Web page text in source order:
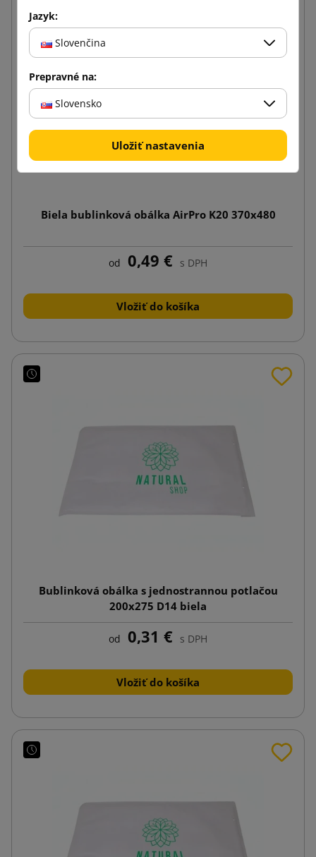
Biela bublinková obálka AirPro K20 370x480
od 0,49 € s DPH
Vložiť do košíka
Bublinková obálka s jednostrannou potlačou
200x275 D14 biela
od 0,31 € s DPH
Vložiť do košíka
Jazyk:
Slovenčina
Prepravné na:
Slovensko
Uložiť nastavenia